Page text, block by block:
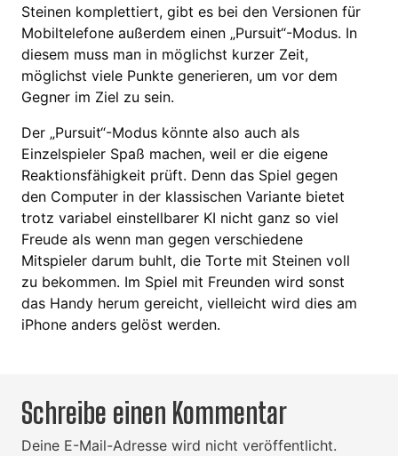
Steinen komplettiert, gibt es bei den Versionen für
Mobiltelefone außerdem einen „Pursuit“-Modus. In
diesem muss man in möglichst kurzer Zeit,
möglichst viele Punkte generieren, um vor dem
Gegner im Ziel zu sein.
Der „Pursuit“-Modus könnte also auch als
Einzelspieler Spaß machen, weil er die eigene
Reaktionsfähigkeit prüft. Denn das Spiel gegen
den Computer in der klassischen Variante bietet
trotz variabel einstellbarer KI nicht ganz so viel
Freude als wenn man gegen verschiedene
Mitspieler darum buhlt, die Torte mit Steinen voll
zu bekommen. Im Spiel mit Freunden wird sonst
das Handy herum gereicht, vielleicht wird dies am
iPhone anders gelöst werden.
Schreibe einen Kommentar
Deine E-Mail-Adresse wird nicht veröffentlicht.